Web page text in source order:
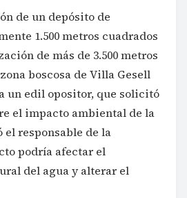
de un depósito de
1.500 metros cuadrados
de más de 3.500 metros
boscosa de Villa Gesell
un edil opositor, que solicitó
el impacto ambiental de la
el responsable de la
podría afectar el
del agua y alterar el